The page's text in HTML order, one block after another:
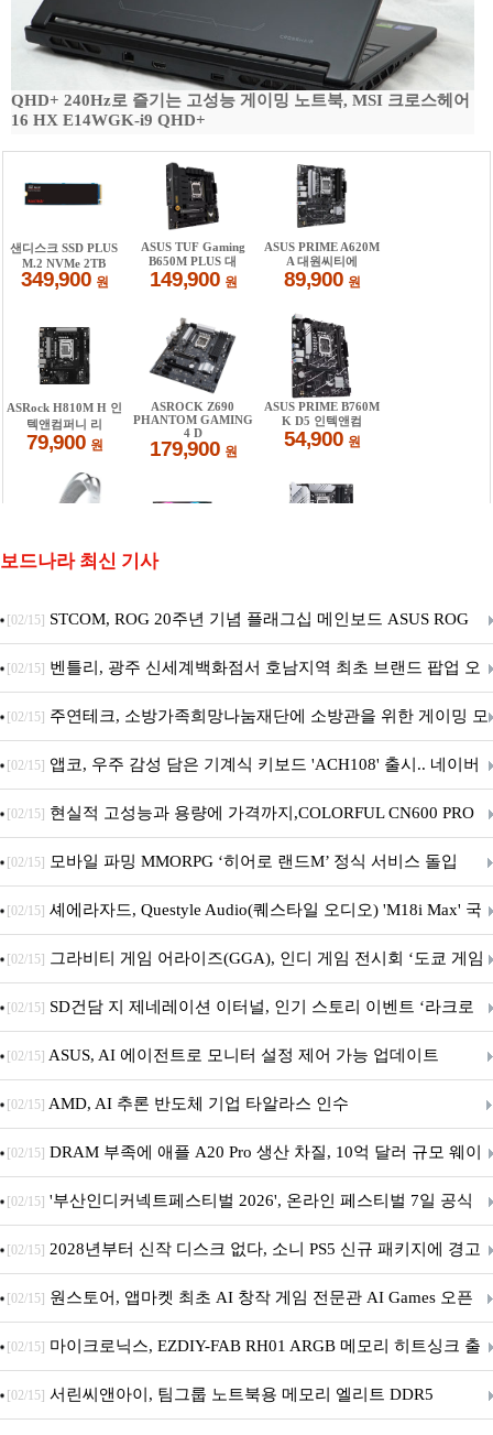
QHD+ 240Hz로 즐기는 고성능 게이밍 노트북, MSI 크로스헤어
16 HX E14WGK-i9 QHD+
보드나라 최신 기사
[02/15] STCOM, ROG 20주년 기념 플래그십 메인보드 ASUS ROG
Crosshair X870E EDITION 20 국내 출시 예정
[02/15] 벤틀리, 광주 신세계백화점서 호남지역 최초 브랜드 팝업 오
픈
[02/15] 주연테크, 소방가족희망나눔재단에 소방관을 위한 게이밍 모
니터·스마트 펫 침대 기부
[02/15] 앱코, 우주 감성 담은 기계식 키보드 'ACH108' 출시.. 네이버
브랜드데이 기획전 진행
[02/15] 현실적 고성능과 용량에 가격까지,COLORFUL CN600 PRO
M.2 NVMe 디앤디컴 1TB
[02/15] 모바일 파밍 MMORPG ‘히어로 랜드M’ 정식 서비스 돌입
[02/15] 셰에라자드, Questyle Audio(퀘스타일 오디오) 'M18i Max' 국
내 정식 출시
[02/15] 그라비티 게임 어라이즈(GGA), 인디 게임 전시회 ‘도쿄 게임
던전 13’ 참가!
[02/15] SD건담 지 제네레이션 이터널, 인기 스토리 이벤트 ‘라크로
아의 용사’ 재개최 및 풍성한 기념 이벤트 실시!
[02/15] ASUS, AI 에이전트로 모니터 설정 제어 가능 업데이트
[02/15] AMD, AI 추론 반도체 기업 타알라스 인수
[02/15] DRAM 부족에 애플 A20 Pro 생산 차질, 10억 달러 규모 웨이
퍼 대기
[02/15] '부산인디커넥트페스티벌 2026', 온라인 페스티벌 7일 공식
개막... 22일간 진행
[02/15] 2028년부터 신작 디스크 없다, 소니 PS5 신규 패키지에 경고
문 추가
[02/15] 원스토어, 앱마켓 최초 AI 창작 게임 전문관 AI Games 오픈
[02/15] 마이크로닉스, EZDIY-FAB RH01 ARGB 메모리 히트싱크 출
시
[02/15] 서린씨앤아이, 팀그룹 노트북용 메모리 엘리트 DDR5